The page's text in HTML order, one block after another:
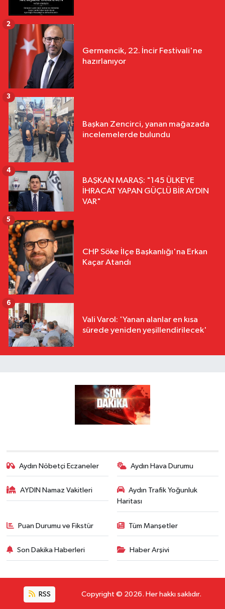
Germencik, 22. İncir Festivali'ne
hazırlanıyor
2
Başkan Zencirci, yanan mağazada
incelemelerde bulundu
3
BAŞKAN MARAŞ: "145 ÜLKEYE
İHRACAT YAPAN GÜÇLÜ BİR AYDIN
VAR"
4
CHP Söke İlçe Başkanlığı'na Erkan
Kaçar Atandı
5
Vali Varol: 'Yanan alanlar en kısa
sürede yeniden yeşillendirilecek'
6
Aydın Nöbetçi Eczaneler Aydın Hava Durumu
AYDIN Namaz Vakitleri
Aydın Trafik Yoğunluk
Haritası
Puan Durumu ve Fikstür Tüm Manşetler
Son Dakika Haberleri Haber Arşivi
RSS Copyright © 2026. Her hakkı saklıdır.